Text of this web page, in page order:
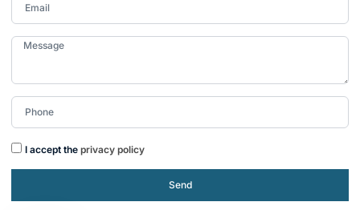
I accept the privacy policy
Send